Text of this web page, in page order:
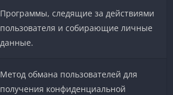
Программы, следящие за действиями
пользователя и собирающие личные
данные.
Метод обмана пользователей для
получения конфиденциальной